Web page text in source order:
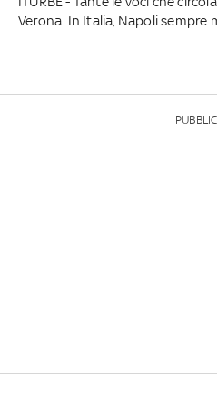
Verona. In Italia, Napoli sempre